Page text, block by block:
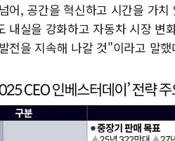
어, 공간을 혁신하고 시간을 가
내실을 강화하고 자동차 시장 변
전을 지속해 나갈 것"이라고 말했